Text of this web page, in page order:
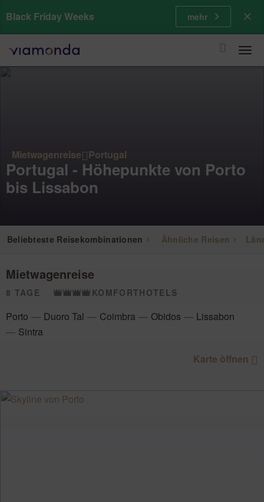
Black Friday Weeks mehr
Mietwagenreise Portugal
Portugal - Höhepunkte von Porto
bis Lissabon
Beliebteste Reisekombinationen Ähnliche Reisen
Mietwagenreise
8 TAGE KOMFORTHOTELS
Porto Duoro Tal Coimbra Obidos
Lissabon
Sintra
Karte öffnen